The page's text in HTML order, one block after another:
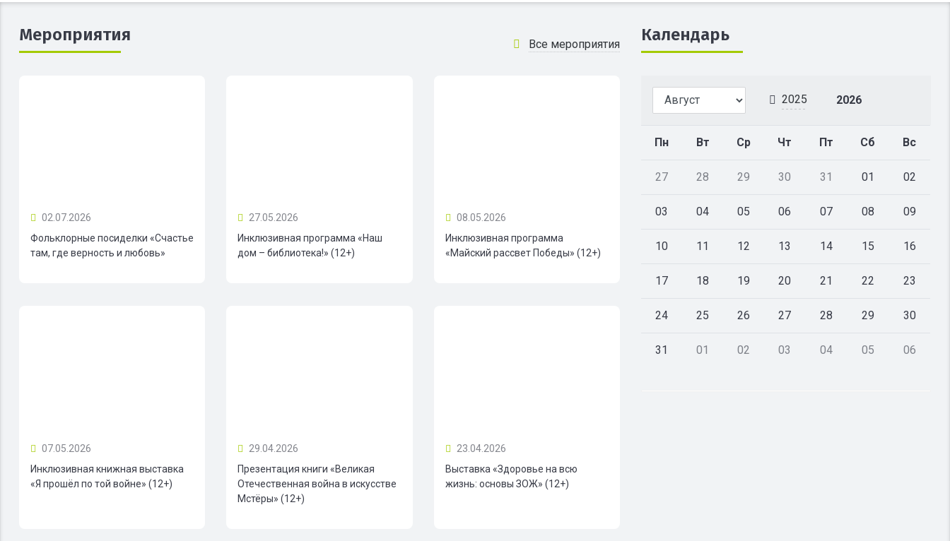
Мероприятия Все мероприятия
02.07.2026
Фольклорные посиделки «Счастье
там, где верность и любовь»
27.05.2026
Инклюзивная программа «Наш
дом – библиотека!» (12+)
08.05.2026
Инклюзивная программа
«Майский рассвет Победы» (12+)
07.05.2026
Инклюзивная книжная выставка
«Я прошёл по той войне» (12+)
29.04.2026
Презентация книги «Великая
Отечественная война в искусстве
Мстёры» (12+)
23.04.2026
Выставка «Здоровье на всю
жизнь: основы ЗОЖ» (12+)
Календарь
2025 2026
Пн Вт Ср Чт Пт Сб Вс
27 28 29 30 31 01 02
03 04 05 06 07 08 09
10 11 12 13 14 15 16
17 18 19 20 21 22 23
24 25 26 27 28 29 30
31 01 02 03 04 05 06